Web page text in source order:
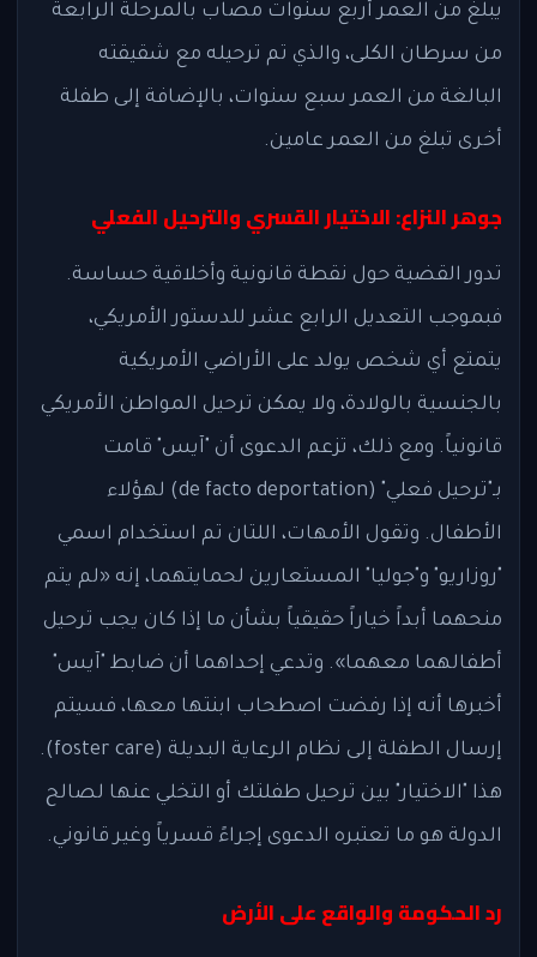
يبلغ من العمر أربع سنوات مصاب بالمرحلة الرابعة
من سرطان الكلى، والذي تم ترحيله مع شقيقته
البالغة من العمر سبع سنوات، بالإضافة إلى طفلة
أخرى تبلغ من العمر عامين.
جوهر النزاع: الاختيار القسري والترحيل الفعلي
تدور القضية حول نقطة قانونية وأخلاقية حساسة.
فبموجب التعديل الرابع عشر للدستور الأمريكي،
يتمتع أي شخص يولد على الأراضي الأمريكية
بالجنسية بالولادة، ولا يمكن ترحيل المواطن الأمريكي
قانونياً. ومع ذلك، تزعم الدعوى أن "آيس" قامت
بـ"ترحيل فعلي" (de facto deportation) لهؤلاء
الأطفال. وتقول الأمهات، اللتان تم استخدام اسمي
"روزاريو" و"جوليا" المستعارين لحمايتهما، إنه «لم يتم
منحهما أبداً خياراً حقيقياً بشأن ما إذا كان يجب ترحيل
أطفالهما معهما». وتدعي إحداهما أن ضابط "آيس"
أخبرها أنه إذا رفضت اصطحاب ابنتها معها، فسيتم
إرسال الطفلة إلى نظام الرعاية البديلة (foster care).
هذا "الاختيار" بين ترحيل طفلتك أو التخلي عنها لصالح
الدولة هو ما تعتبره الدعوى إجراءً قسرياً وغير قانوني.
رد الحكومة والواقع على الأرض